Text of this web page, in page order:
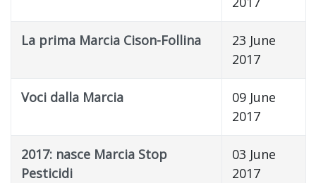
La prima Marcia Cison-Follina
23 June
2017
Voci dalla Marcia
09 June
2017
2017: nasce Marcia Stop
Pesticidi
03 June
2017